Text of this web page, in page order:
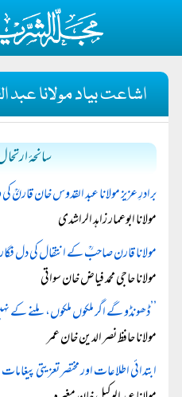
اشاعت بیاد مولانا عبد
سانحۂ
برادرِ عزیز مولانا عبد القدوس خان قارنؒ
مولانا ابوعمار زاہد الراشدی
مولانا قارن صاحبؒ کے انتقال کی دل
مولانا حاجی محمد فیاض خان سواتی
’’ڈھونڈو گے اگر ملکوں ملکوں، ملنے کے
مولانا حافظ نصر الدین خان عمر
ابتدائی اطلاعات اور مختصر تعزیتی پیغامات